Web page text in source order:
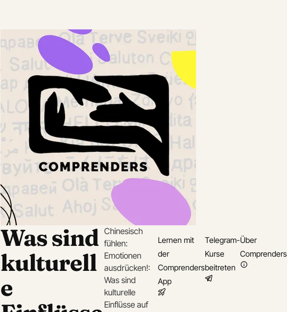
Was sind
kulturell
e
Chinesisch
fühlen:
Emotionen
ausdrücken!:
Was sind
kulturelle
Einflüsse auf
Lernen mit
der
Comprenders
App
Telegram-
Kurse
beitreten
Über
Comprenders